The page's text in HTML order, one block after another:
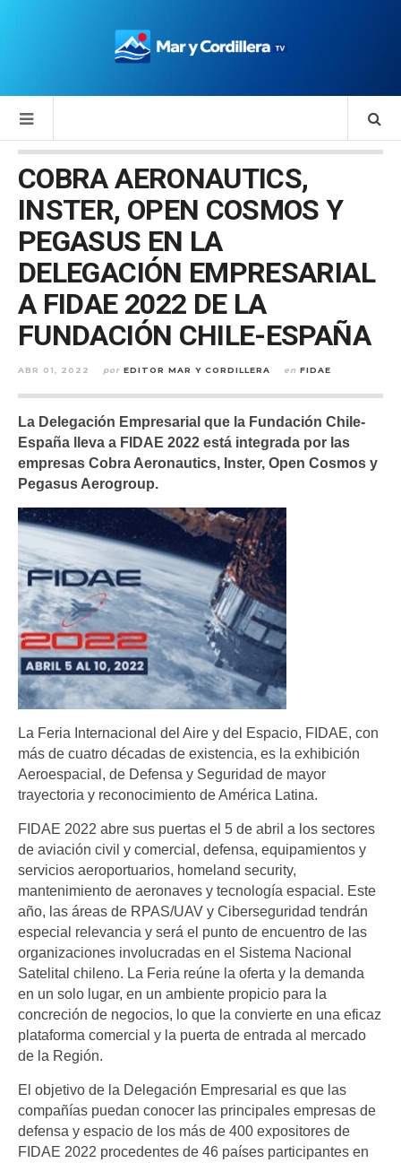
COBRA AERONAUTICS,
INSTER, OPEN COSMOS Y
PEGASUS EN LA
DELEGACIÓN EMPRESARIAL
A FIDAE 2022 DE LA
FUNDACIÓN CHILE-ESPAÑA
ABR 01, 2022 por EDITOR MAR Y CORDILLERA en FIDAE
La Delegación Empresarial que la Fundación Chile-
España lleva a FIDAE 2022 está integrada por las
empresas Cobra Aeronautics, Inster, Open Cosmos y
Pegasus Aerogroup.
La Feria Internacional del Aire y del Espacio, FIDAE, con
más de cuatro décadas de existencia, es la exhibición
Aeroespacial, de Defensa y Seguridad de mayor
trayectoria y reconocimiento de América Latina.
FIDAE 2022 abre sus puertas el 5 de abril a los sectores
de aviación civil y comercial, defensa, equipamientos y
servicios aeroportuarios, homeland security,
mantenimiento de aeronaves y tecnología espacial. Este
año, las áreas de RPAS/UAV y Ciberseguridad tendrán
especial relevancia y será el punto de encuentro de las
organizaciones involucradas en el Sistema Nacional
Satelital chileno. La Feria reúne la oferta y la demanda
en un solo lugar, en un ambiente propicio para la
concreción de negocios, lo que la convierte en una eficaz
plataforma comercial y la puerta de entrada al mercado
de la Región.
El objetivo de la Delegación Empresarial es que las
compañías puedan conocer las principales empresas de
defensa y espacio de los más de 400 expositores de
FIDAE 2022 procedentes de 46 países participantes en